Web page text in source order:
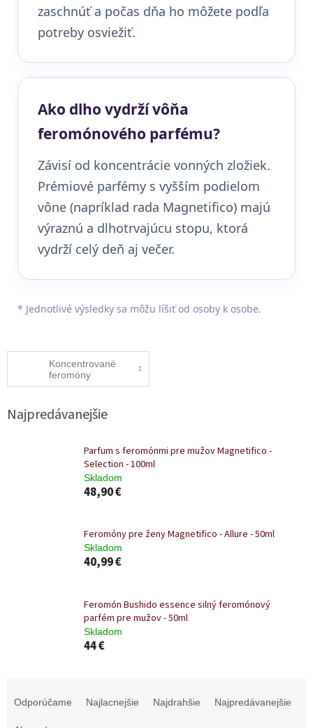
zaschnúť a počas dňa ho môžete podľa
potreby osviežiť.
Ako dlho vydrží vôňa
feromónového parfému?
Závisí od koncentrácie vonných zložiek.
Prémiové parfémy s vyšším podielom
vône (napríklad rada Magnetifico) majú
výraznú a dlhotrvajúcu stopu, ktorá
vydrží celý deň aj večer.
* Jednotlivé výsledky sa môžu líšiť od osoby k osobe.
Koncentrované
feromóny
Najpredávanejšie
Parfum s feromónmi pre mužov Magnetifico -
Selection - 100ml
Skladom
48,90 €
Feromóny pre ženy Magnetifico - Allure - 50ml
Skladom
40,99 €
Feromón Bushido essence silný feromónový
parfém pre mužov - 50ml
Skladom
44 €
Odporúčame Najlacnejšie Najdrahšie Najpredávanejšie